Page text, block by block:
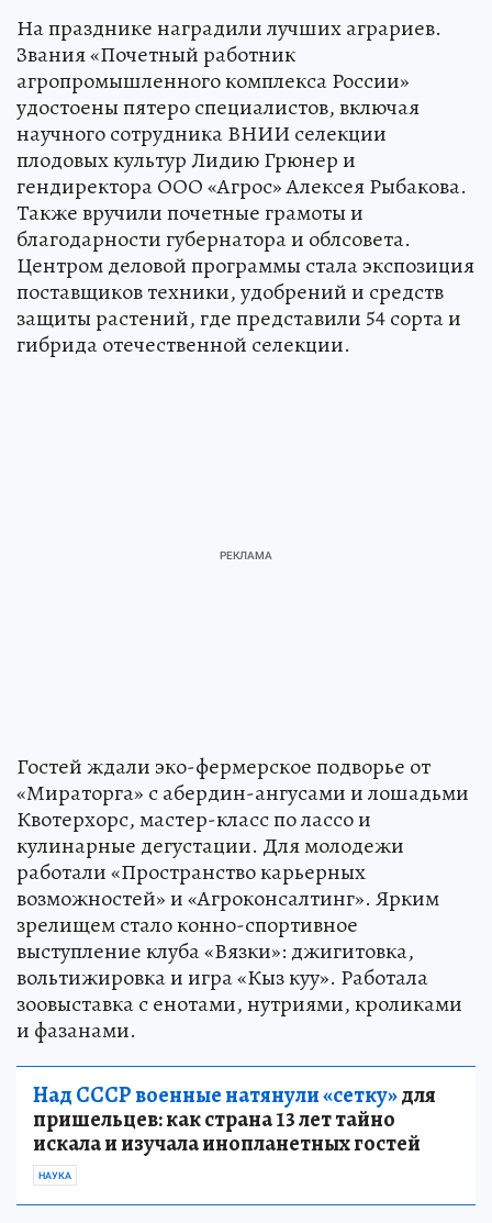
На празднике наградили лучших аграриев.
Звания «Почетный работник
агропромышленного комплекса России»
удостоены пятеро специалистов, включая
научного сотрудника ВНИИ селекции
плодовых культур Лидию Грюнер и
гендиректора ООО «Агрос» Алексея Рыбакова.
Также вручили почетные грамоты и
благодарности губернатора и облсовета.
Центром деловой программы стала экспозиция
поставщиков техники, удобрений и средств
защиты растений, где представили 54 сорта и
гибрида отечественной селекции.
Гостей ждали эко-фермерское подворье от
«Мираторга» с абердин-ангусами и лошадьми
Квотерхорс, мастер-класс по лассо и
кулинарные дегустации. Для молодежи
работали «Пространство карьерных
возможностей» и «Агроконсалтинг». Ярким
зрелищем стало конно-спортивное
выступление клуба «Вязки»: джигитовка,
вольтижировка и игра «Кыз куу». Работала
зоовыставка с енотами, нутриями, кроликами
и фазанами.
Над СССР военные натянули «сетку»для
пришельцев: как страна 13 лет тайно
искала и изучала инопланетных гостей
НАУКА